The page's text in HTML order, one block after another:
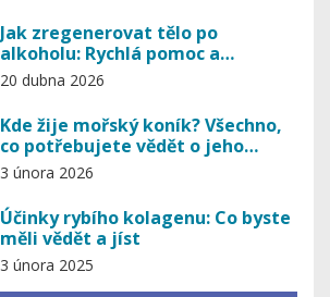
Jak zregenerovat tělo po
alkoholu: Rychlá pomoc a
detoxikace
20 dubna 2026
Kde žije mořský koník? Všechno,
co potřebujete vědět o jeho
přirozeném prostředí a
kolagenem
3 února 2026
Účinky rybího kolagenu: Co byste
měli vědět a jíst
3 února 2025